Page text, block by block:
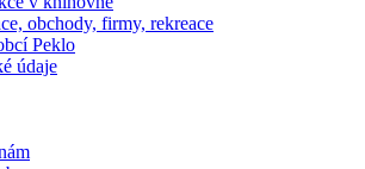
obchody, firmy, rekreace
Peklo
údaje